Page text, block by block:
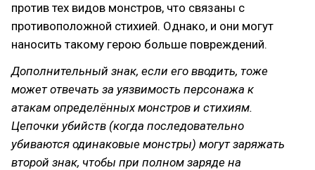
против тех видов монстров, что связаны с
противоположной стихией. Однако, и они могут
наносить такому герою больше повреждений.
Дополнительный знак, если его вводить, тоже
может отвечать за уязвимость персонажа к
атакам определённых монстров и стихиям.
Цепочки убийств (когда последовательно
убиваются одинаковые монстры) могут заряжать
второй знак, чтобы при полном заряде на